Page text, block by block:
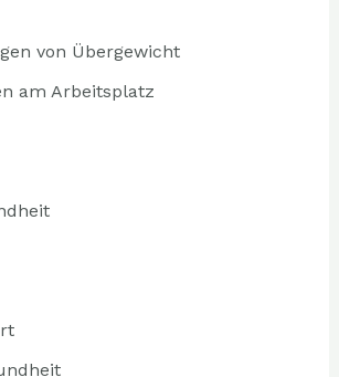
von Übergewicht
am Arbeitsplatz